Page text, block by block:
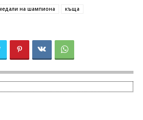
на шампиона
къща